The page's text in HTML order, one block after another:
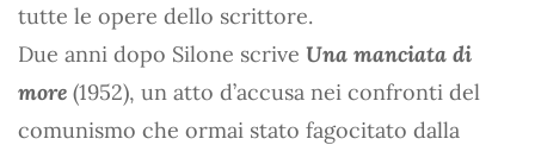
tutte le opere dello scrittore.
Due anni dopo Silone scrive Una manciata di
more (1952), un atto d’accusa nei confronti del
comunismo che ormai stato fagocitato dalla